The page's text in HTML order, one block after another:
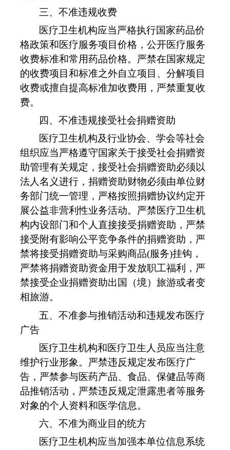
三、不准违规收费
医疗卫生机构应当严格执行国家药品价
格政策和医疗服务项目价格，公开医疗服务
收费标准和常用药品价格。严禁在国家规定
的收费项目和标准之外自立项目、分解项目
收费或擅自提高标准加收费用，严禁重复收
费。
四、不准违规接受社会捐赠资助
医疗卫生机构及行业协会、学会等社会
组织应当严格遵守国家关于接受社会捐赠资
助管理有关规定，接受社会捐赠资助必须以
法人名义进行，捐赠资助财物必须由单位财
务部门统一管理，严格按照捐赠协议约定开
展公益非营利性业务活动。严禁医疗卫生机
构内设部门和个人直接接受捐赠资助，严禁
接受附有影响公平竞争条件的捐赠资助，严
禁将接受捐赠资助与采购商品(服务)挂钩，
严禁将捐赠资助资金用于发放职工福利，严
禁接受企业捐赠资助出国（境）旅游或者变
相旅游。
五、不准参与推销活动和违规发布医疗
广告
医疗卫生机构和医疗卫生人员应当注意
维护行业形象。严禁违反规定发布医疗广
告，严禁参与医药产品、食品、保健品等商
品推销活动，严禁违反规定泄露患者等服务
对象的个人资料和医学信息。
六、不准为商业目的统方
医疗卫生机构应当加强本单位信息系统